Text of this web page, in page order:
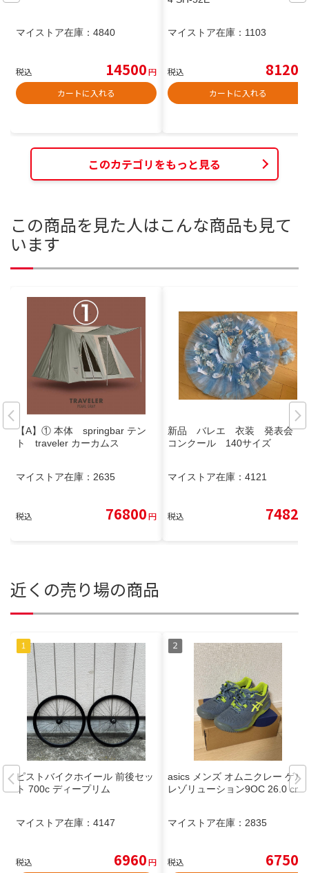
マイストア在庫： 4840
税込 14500円
カートに入れる
マイストア在庫： 1103
税込 8120
カートに入れる
このカテゴリをもっと見る
この商品を見た人はこんな商品も見て
います
【A】① 本体 springbar テン
ト traveler カーカムス
マイストア在庫： 2635
税込 76800円
新品 バレエ 衣装 発表会
コンクール 140サイズ
マイストア在庫： 4121
税込 7482
近くの売り場の商品
ピストバイクホイール 前後セッ
ト 700c ディープリム
マイストア在庫： 4147
税込 6960円
asics メンズ オムニクレー ゲル
レゾリューション9OC 26.0 cm
マイストア在庫： 2835
税込 6750